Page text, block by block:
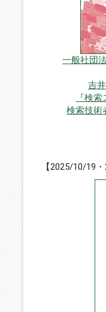
一般社団
吉
『検
検索技術
【2025/10/19